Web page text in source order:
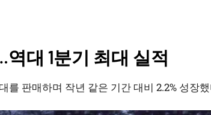
대 1분기 최대 실적
를 판매하며 작년 같은 기간 대비 2.2% 성장